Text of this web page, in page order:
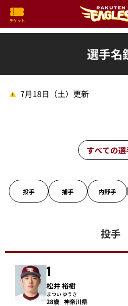
選手名
7月18日（土）更新
すべての
投手 捕手 内野手
投手
1
松井 裕樹
まつい ゆうき
28歳 神奈川県